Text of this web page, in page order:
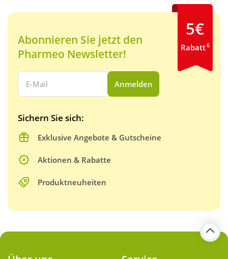
Abonnieren Sie jetzt den
Pharmeo Newsletter!
Ihre E-Mail Adresse:
Anmelden
Sichern Sie sich:
Exklusive Angebote & Gutscheine
Aktionen & Rabatte
Produktneuheiten
5€
Rabatt6